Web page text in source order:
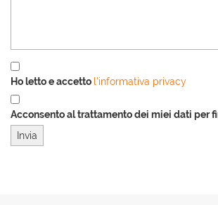
Ho letto e accetto l'informativa privacy
Acconsento al trattamento dei miei dati per